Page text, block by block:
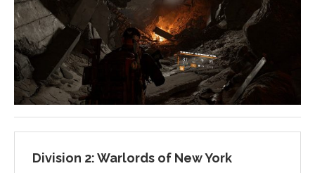
Division 2: Warlords of New York